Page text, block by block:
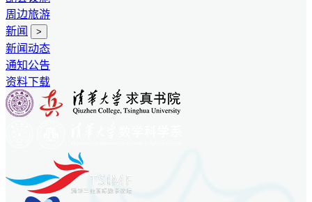
周边旅游
新闻
>
新闻动态
通知公告
资料下载